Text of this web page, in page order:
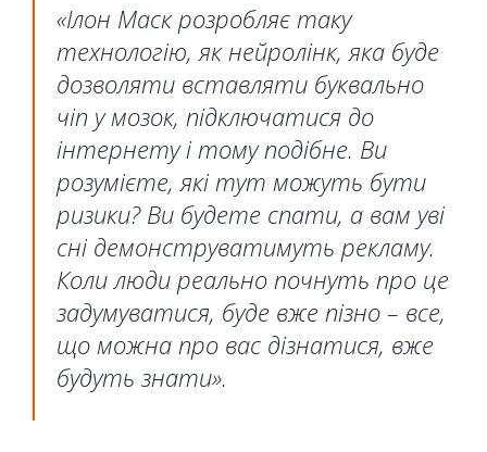
«Ілон Маск розробляє таку
технологію, як нейролінк, яка буде
дозволяти вставляти буквально
чіп у мозок, підключатися до
інтернету і тому подібне. Ви
розумієте, які тут можуть бути
ризики? Ви будете спати, а вам уві
сні демонструватимуть рекламу.
Коли люди реально почнуть про це
задумуватися, буде вже пізно – все,
що можна про вас дізнатися, вже
будуть знати».